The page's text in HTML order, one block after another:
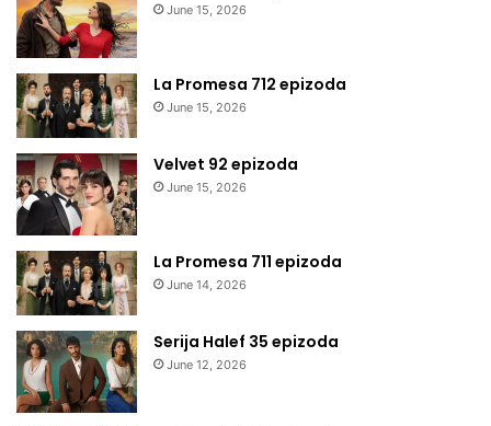
June 15, 2026
La Promesa 712 epizoda
June 15, 2026
Velvet 92 epizoda
June 15, 2026
La Promesa 711 epizoda
June 14, 2026
Serija Halef 35 epizoda
June 12, 2026